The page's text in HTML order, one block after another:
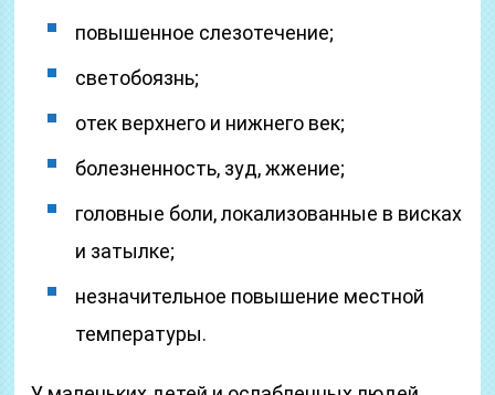
повышенное слезотечение;
светобоязнь;
отек верхнего и нижнего век;
болезненность, зуд, жжение;
головные боли, локализованные в висках
и затылке;
незначительное повышение местной
температуры.